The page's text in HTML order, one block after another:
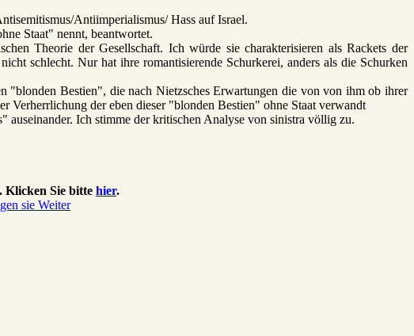
Antiimperialismus/ Hass auf Israel.
Staat" nennt, beantwortet.
Theorie der Gesellschaft. Ich würde sie charakterisieren als Rackets der
schlecht. Nur hat ihre romantisierende Schurkerei, anders als die Schurken
"blonden Bestien", die nach Nietzsches Erwartungen die von von ihm ob ihrer
Verherrlichung der eben dieser "blonden Bestien" ohne Staat verwandt
Ich stimme der kritischen Analyse von sinistra völlig zu.
Klicken Sie bitte hier.
sie Weiter